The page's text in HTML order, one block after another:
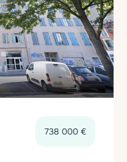
738 000 €